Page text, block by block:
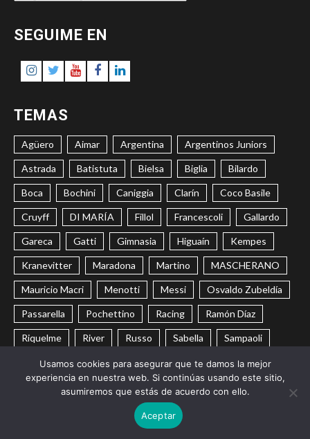
SITIO
SEGUIME EN
Instagram
Twitter
Youtube
Facebook
LinkedIn
TEMAS
Agüero Aimar Argentina Argentinos Juniors
Astrada Batistuta Bielsa Biglia Bilardo
Boca Bochini Caniggia Clarín Coco Basile
Cruyff DI MARÍA Fillol Francescoli Gallardo
Gareca Gatti Gimnasia Higuaín Kempes
Kranevitter Maradona Martino MASCHERANO
Mauricio Macri Menotti Messi Osvaldo Zubeldía
Passarella Pochettino Racing Ramón Díaz
Riquelme River Russo Sabella Sampaoli
Selección Argentina Trobbiani Veira Vélez
CONTACTO POLÍTICA DE PRIVACIDAD
Instagram
Twitter
Youtube
Facebook
Usamos cookies para asegurar que te damos la mejor
experiencia en nuestra web. Si continúas usando este sitio,
asumiremos que estás de acuerdo con ello.
Aceptar